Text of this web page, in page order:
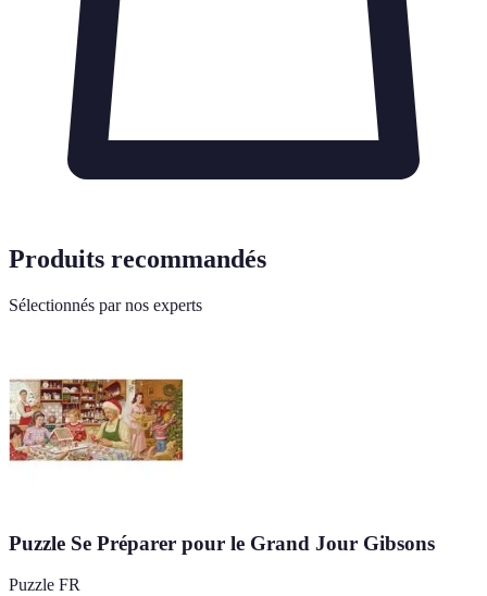
Produits recommandés
Sélectionnés par nos experts
Puzzle Se Préparer pour le Grand Jour Gibsons
Puzzle FR